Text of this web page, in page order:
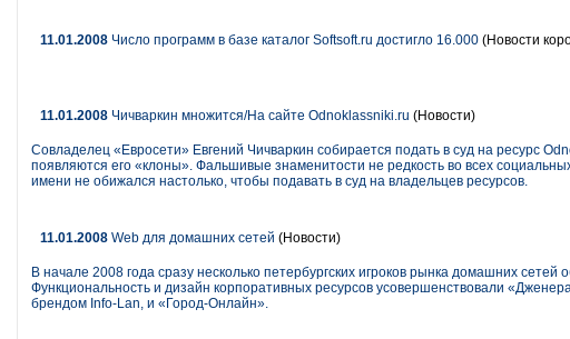
11.01.2008 Число программ в базе каталог Softsoft.ru достигло 16.000 (Новости
11.01.2008 Чичваркин множится/На сайте Odnoklassniki.ru (Новости)
Совладелец «Евросети» Евгений Чичваркин собирается подать в суд на ресурс
появляются его «клоны». Фальшивые знаменитости не редкость во всех
имени не обижался настолько, чтобы подавать в суд на владельцев ресурсов.
11.01.2008 Web для домашних сетей (Новости)
В начале 2008 года сразу несколько петербургских игроков рынка домашних сетей
Функциональность и дизайн корпоративных ресурсов усовершенствовали
брендом Info-Lan, и «Город-Онлайн».